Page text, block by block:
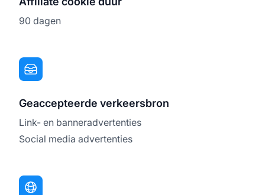
90 dagen
Geaccepteerde verkeersbron
Link- en banneradvertenties
Social media advertenties